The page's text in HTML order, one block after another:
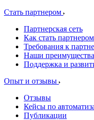
Стать партнером
Партнерская сеть
Как стать партнером
Требования к
Наши преимущества
Поддержка и
Опыт и отзывы
Отзывы
Кейсы по
Публикации